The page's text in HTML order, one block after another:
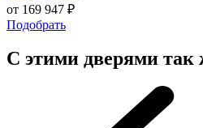
от 169 947 ₽
Подобрать
С этими дверями так